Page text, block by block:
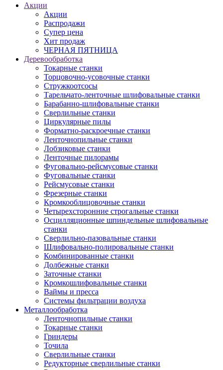
Акции
Акции
Распродажи
Супер цена
Хит продаж
ЧЕРНАЯ ПЯТНИЦА
Деревообработка
Токарные станки
Торцовочно-усовочные станки
Стружкоотсосы
Тарельчато-ленточные шлифовальные станки
Барабанно-шлифовальные станки
Сверлильные станки
Циркулярные пилы
Форматно-раскроечные станки
Ленточнопильные станки
Лобзиковые станки
Ленточные пилорамы
Фуговально-рейсмусовые станки
Фуговальные станки
Рейсмусовые станки
Фрезерные станки
Кромкооблицовочные станки
Четырехсторонние строгальные станки
Осцилляционные шпиндельные шлифовальные
станки
Сверлильно-пазовальные станки
Шлифовально-полировальные станки
Комбинированные станки
Долбежные станки
Заточные станки
Кромкошлифовальные станки
Ваймы и пресса
Системы фильтрации воздуха
Металлообработка
Ленточнопильные станки
Токарные станки
Гриндеры
Точила
Сверлильные станки
Редукторные сверлильные станки